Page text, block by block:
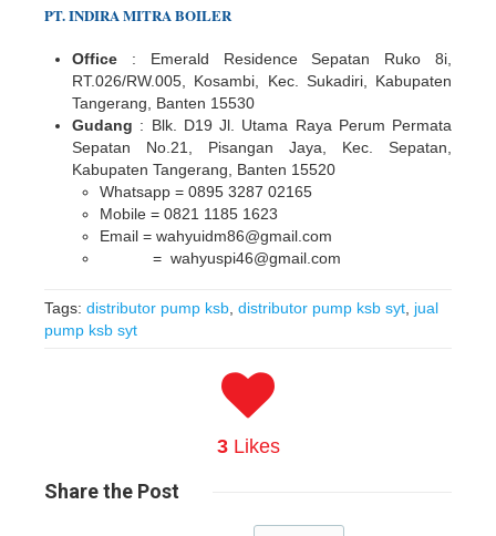
PT.INDIRAMITRA BOILER
Office : Emerald Residence Sepatan Ruko 8i,
RT.026/RW.005, Kosambi, Kec. Sukadiri, Kabupaten
Tangerang, Banten 15530
Gudang : Blk. D19 Jl. Utama Raya Perum Permata
Sepatan No.21, Pisangan Jaya, Kec. Sepatan,
Kabupaten Tangerang, Banten 15520
Whatsapp = 0895 3287 02165
Mobile = 0821 1185 1623
Email = wahyuidm86@gmail.com
= wahyuspi46@gmail.com
Tags: distributor pump ksb, distributor pump ksb syt, jual
pump ksb syt
3Likes
Sharethe Post